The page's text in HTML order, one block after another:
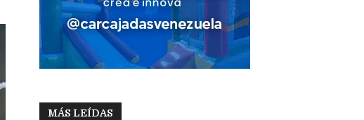
MÁS LEÍDAS